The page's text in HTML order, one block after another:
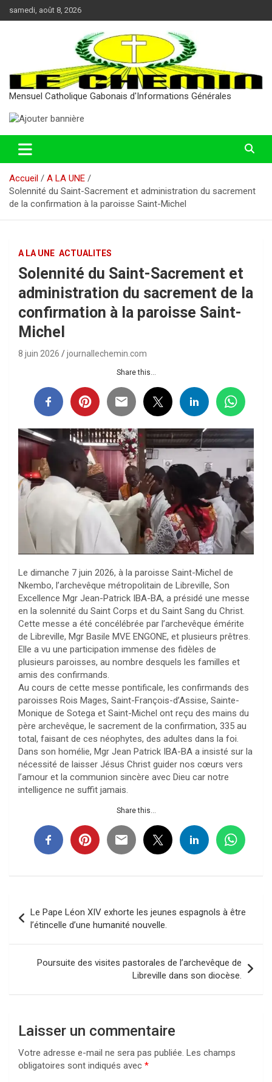
au
samedi, août 8, 2026
Mensuel Catholique Gabonais d'Informations Générales
Accueil
A LA UNE
Solennité du Saint-Sacrement et administration du sacrement
de la confirmation à la paroisse Saint-Michel
A LA UNE ACTUALITES
Solennité du Saint-Sacrement et
administration du sacrement de la
confirmation à la paroisse Saint-
Michel
8 juin 2026 journallechemin.com
Share this...
Le dimanche 7 juin 2026, à la paroisse Saint-Michel de
Nkembo, l’archevêque métropolitain de Libreville, Son
Excellence Mgr Jean-Patrick IBA-BA, a présidé une messe
en la solennité du Saint Corps et du Saint Sang du Christ.
Cette messe a été concélébrée par l’archevêque émérite
de Libreville, Mgr Basile MVE ENGONE, et plusieurs prêtres.
Elle a vu une participation immense des fidèles de
plusieurs paroisses, au nombre desquels les familles et
amis des confirmands.
Au cours de cette messe pontificale, les confirmands des
paroisses Rois Mages, Saint-François-d’Assise, Sainte-
Monique de Sotega et Saint-Michel ont reçu des mains du
père archevêque, le sacrement de la confirmation, 335 au
total, faisant de ces néophytes, des adultes dans la foi.
Dans son homélie, Mgr Jean Patrick IBA-BA a insisté sur la
nécessité de laisser Jésus Christ guider nos cœurs vers
l’amour et la communion sincère avec Dieu car notre
intelligence ne suffit jamais.
Share this...
de
l’article
Le Pape Léon XIV exhorte les jeunes espagnols à être
l’étincelle d’une humanité nouvelle.
Poursuite des visites pastorales de l’archevêque de
Libreville dans son diocèse.
Laisser un commentaire
Votre adresse e-mail ne sera pas publiée. Les champs
obligatoires sont indiqués avec *